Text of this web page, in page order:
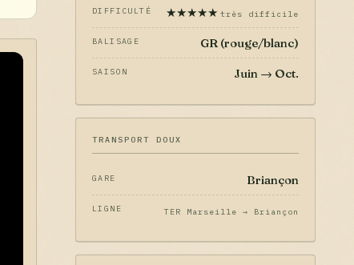
DIFFICULTÉ ★★★★★ très difficile
BALISAGE GR (rouge/blanc)
SAISON Juin → Oct.
TRANSPORT DOUX
GARE Briançon
LIGNE TER Marseille → Briançon